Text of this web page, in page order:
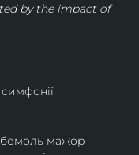
by the impact of
бемоль мажор